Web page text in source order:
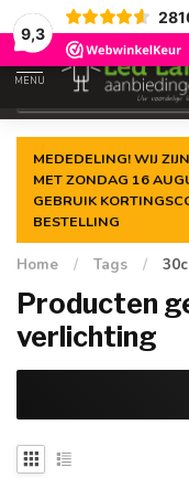
9,3
Gegarandeerde de
MENU
MEDEDELING! WIJ
MET ZONDAG 16
GEBRUIK
BESTELLING
Home / Tags /
Producten
verlichting